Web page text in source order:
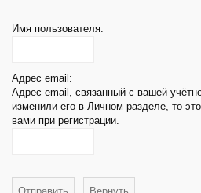
Имя пользователя:
Адрес email:
Адрес email, связанный с вашей
изменили его в Личном разделе, то
вами при регистрации.